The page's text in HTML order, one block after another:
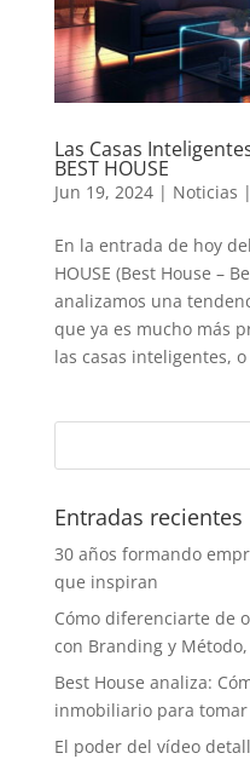
Las Casas
BEST HOUSE
Jun 19, 2024| Noticias |
En la entrada de hoy
HOUSE (Best House –
analizamos una
que ya es mucho más
las casas inteligentes,
Entradas recientes
30 años formando
que inspiran
Cómo diferenciarte de
con Branding y
Best House analiza:
inmobiliario para
El poder del vídeo